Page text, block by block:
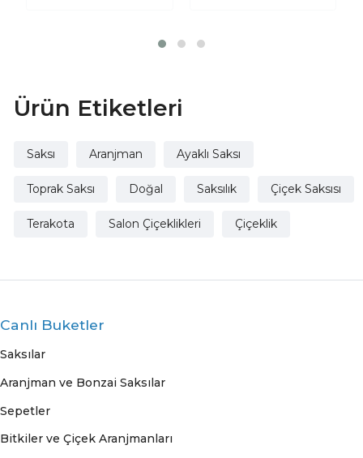
Ürün Etiketleri
Saksı Aranjman Ayaklı Saksı
Toprak Saksı Doğal Saksılık Çiçek Saksısı
Terakota Salon Çiçeklikleri Çiçeklik
Canlı Buketler
Saksılar
Aranjman ve Bonzai Saksılar
Sepetler
Bitkiler ve Çiçek Aranjmanları